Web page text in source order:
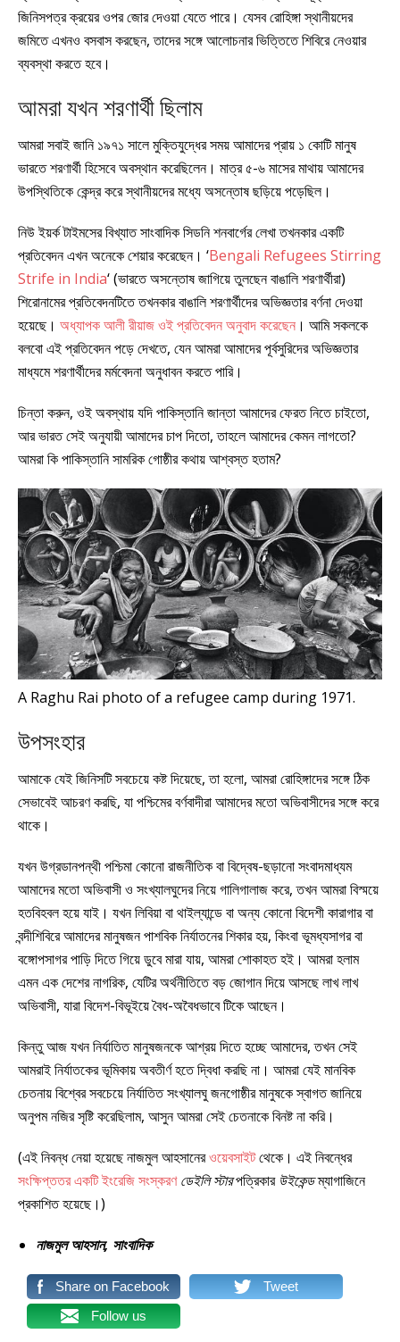
জিনিসপত্র ক্রয়ের ওপর জোর দেওয়া যেতে পারে। যেসব রোহিঙ্গা স্থানীয়দের
জমিতে এখনও বসবাস করছেন, তাদের সঙ্গে আলোচনার ভিত্তিতে শিবিরে নেওয়ার
ব্যবস্থা করতে হবে।
আমরা যখন শরণার্থী ছিলাম
আমরা সবাই জানি ১৯৭১ সালে মুক্তিযুদ্ধের সময় আমাদের প্রায় ১ কোটি মানুষ
ভারতে শরণার্থী হিসেবে অবস্থান করেছিলেন। মাত্র ৫-৬ মাসের মাথায় আমাদের
উপস্থিতিকে কেন্দ্র করে স্থানীয়দের মধ্যে অসন্তোষ ছড়িয়ে পড়েছিল।
নিউ ইয়র্ক টাইমসের বিখ্যাত সাংবাদিক সিডনি শনবার্গের লেখা তখনকার একটি
প্রতিবেদন এখন অনেকে শেয়ার করেছেন। ‘Bengali Refugees Stirring
Strife in India‘ (ভারতে অসন্তোষ জাগিয়ে তুলছেন বাঙালি শরণার্থীরা)
শিরোনামের প্রতিবেদনটিতে তখনকার বাঙালি শরণার্থীদের অভিজ্ঞতার বর্ণনা দেওয়া
হয়েছে। অধ্যাপক আলী রীয়াজ ওই প্রতিবেদন অনুবাদ করেছেন । আমি সকলকে
বলবো এই প্রতিবেদন পড়ে দেখতে, যেন আমরা আমাদের পূর্বসুরিদের অভিজ্ঞতার
মাধ্যমে শরণার্থীদের মর্মবেদনা অনুধাবন করতে পারি।
চিন্তা করুন, ওই অবস্থায় যদি পাকিস্তানি জান্তা আমাদের ফেরত নিতে চাইতো,
আর ভারত সেই অনুযায়ী আমাদের চাপ দিতো, তাহলে আমাদের কেমন লাগতো?
আমরা কি পাকিস্তানি সামরিক গোষ্ঠীর কথায় আশ্বস্ত হতাম?
A Raghu Rai photo of a refugee camp during 1971.
উপসংহার
আমাকে যেই জিনিসটি সবচেয়ে কষ্ট দিয়েছে, তা হলো, আমরা রোহিঙ্গাদের সঙ্গে ঠিক
সেভাবেই আচরণ করছি, যা পশ্চিমের বর্ণবাদীরা আমাদের মতো অভিবাসীদের সঙ্গে করে
থাকে।
যখন উগ্রডানপন্থী পশ্চিমা কোনো রাজনীতিক বা বিদ্বেষ-ছড়ানো সংবাদমাধ্যম
আমাদের মতো অভিবাসী ও সংখ্যালঘুদের নিয়ে গালিগালাজ করে, তখন আমরা বিস্ময়ে
হতবিহবল হয়ে যাই। যখন লিবিয়া বা থাইল্যান্ডে বা অন্য কোনো বিদেশী কারাগার বা
বন্দীশিবিরে আমাদের মানুষজন পাশবিক নির্যাতনের শিকার হয়, কিংবা ভূমধ্যসাগর বা
বঙ্গোপসাগর পাড়ি দিতে গিয়ে ডুবে মারা যায়, আমরা শোকাহত হই। আমরা হলাম
এমন এক দেশের নাগরিক, যেটির অর্থনীতিতে বড় জোগান দিয়ে আসছে লাখ লাখ
অভিবাসী, যারা বিদেশ-বিভূইয়ে বৈধ-অবৈধভাবে টিকে আছেন।
কিন্তু আজ যখন নির্যাতিত মানুষজনকে আশ্রয় দিতে হচ্ছে আমাদের, তখন সেই
আমরাই নির্যাতকের ভূমিকায় অবতীর্ণ হতে দ্বিধা করছি না। আমরা যেই মানবিক
চেতনায় বিশ্বের সবচেয়ে নির্যাতিত সংখ্যালঘু জনগোষ্ঠীর মানুষকে স্বাগত জানিয়ে
অনুপম নজির সৃষ্টি করেছিলাম, আসুন আমরা সেই চেতনাকে বিনষ্ট না করি।
(এই নিবন্ধ নেয়া হয়েছে নাজমুল আহসানেরওয়েবসাইটথেকে। এই নিবন্ধের
সংক্ষিপ্ততর একটি ইংরেজি সংস্করণ ডেইলি স্টারপত্রিকার উইকেন্ডম্যাগাজিনে
প্রকাশিত হয়েছে।)
নাজমুল আহসান, সাংবাদিক
Share on Facebook
Tweet
Follow us